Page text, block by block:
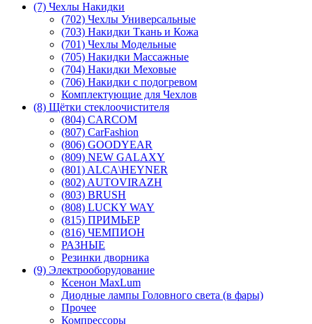
(7) Чехлы Накидки
(702) Чехлы Универсальные
(703) Накидки Ткань и Кожа
(701) Чехлы Модельные
(705) Накидки Массажные
(704) Накидки Меховые
(706) Накидки с подогревом
Комплектующие для Чехлов
(8) Щётки стеклоочистителя
(804) CARCOM
(807) CarFashion
(806) GOODYEAR
(809) NEW GALAXY
(801) ALCA\HEYNER
(802) AUTOVIRAZH
(803) BRUSH
(808) LUCKY WAY
(815) ПРИМЬЕР
(816) ЧЕМПИОН
РАЗНЫЕ
Резинки дворника
(9) Электрооборудование
Ксенон MaxLum
Диодные лампы Головного света (в фары)
Прочее
Компрессоры